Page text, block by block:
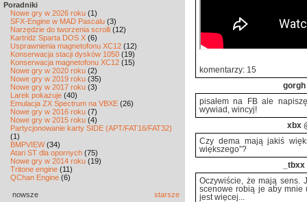
Poradniki
Nowe gry w 2026 roku (1)
SFX-Engine w MAD Pascalu (3)
Narzędzie do tworzenia scrolli (12)
Kartridż Sparta DOS X (6)
Usprawnienia magnetofonu XC12 (12)
Konserwacja stacji dysków 1050 (19)
Konserwacja magnetofonu XC12 (15)
Nowe gry w 2020 roku (2)
Nowe gry w 2019 roku (35)
Nowe gry w 2017 roku (3)
Larek pokazuje (40)
Emulacja ZX Spectrum na VBXE (26)
Nowe gry w 2016 roku (7)
Nowe gry w 2015 roku (4)
Partycjonowanie karty SIDE (APT/FAT16/FAT32)
(1)
BMPVIEW(34)
Atari ST dla opornych (75)
Nowe gry w 2014 roku (19)
Tritone engine (11)
QChan Engine (6)
nowsze starsze
komentarzy: 15
gorgh
pisałem na FB ale
wywiad, wincyj!
xbx
Czy dema mają jakiś
większego”?
_tbxx
Oczywiście, że mają sens.
scenowe robią je aby mnie
jest więcej...